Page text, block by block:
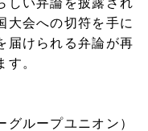
しい弁論を披露され
大会への切符を手に
届けられる弁論が再
。
ループユニオン）